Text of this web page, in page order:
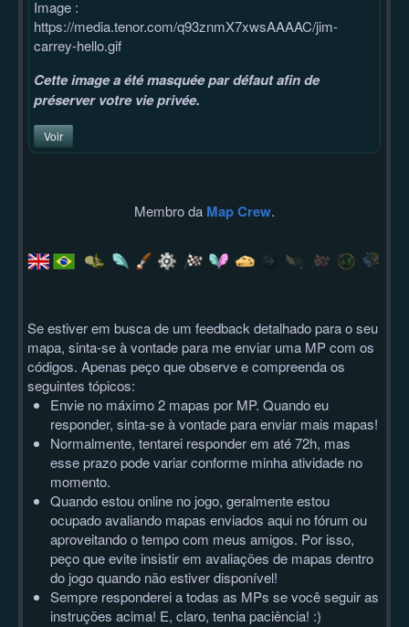
Image :
https://media.tenor.com/q93znmX7xwsAAAAC/jim-
carrey-hello.gif
Cette image a été masquée par défaut afin de
préserver votre vie privée.
Voir
Membro da Map Crew.
Se estiver em busca de um feedback detalhado para o seu
mapa, sinta-se à vontade para me enviar uma MP com os
códigos. Apenas peço que observe e compreenda os
seguintes tópicos:
Envie no máximo 2 mapas por MP. Quando eu
responder, sinta-se à vontade para enviar mais mapas!
Normalmente, tentarei responder em até 72h, mas
esse prazo pode variar conforme minha atividade no
momento.
Quando estou online no jogo, geralmente estou
ocupado avaliando mapas enviados aqui no fórum ou
aproveitando o tempo com meus amigos. Por isso,
peço que evite insistir em avaliações de mapas dentro
do jogo quando não estiver disponível!
Sempre responderei a todas as MPs se você seguir as
instruções acima! E, claro, tenha paciência! :)